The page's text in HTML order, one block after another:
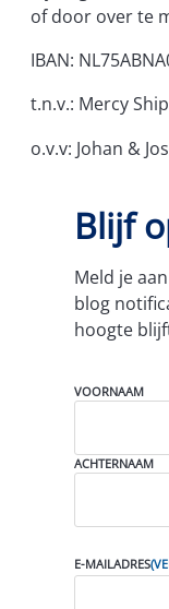
of door over te
IBAN:
t.n.v.: Mercy
o.v.v: Johan &
Blijf
Meld je
blog
hoogte
N
A
(
V
E
S
T
VOORNAAM
ACHTERNAAM
E-MAILADRES